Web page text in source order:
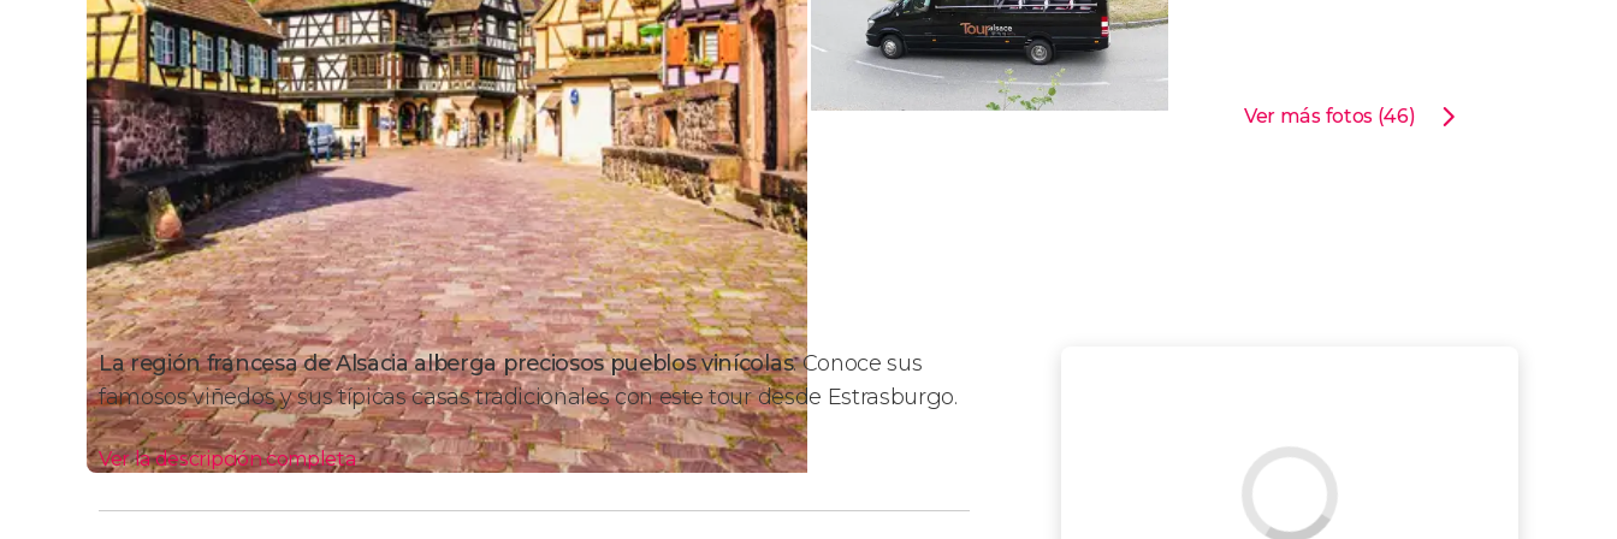
Ver más fotos (46)
La región francesa de Alsacia alberga preciosos pueblos vinícolas. Conoce sus
famosos viñedos y sus típicas casas tradicionales con este tour desde Estrasburgo.
Ver la descripción completa